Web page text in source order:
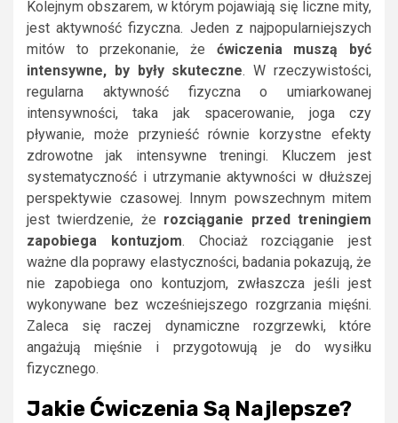
Kolejnym obszarem, w którym pojawiają się liczne mity,
jest aktywność fizyczna. Jeden z najpopularniejszych
mitów to przekonanie, że ćwiczenia muszą być
intensywne, by były skuteczne. W rzeczywistości,
regularna aktywność fizyczna o umiarkowanej
intensywności, taka jak spacerowanie, joga czy
pływanie, może przynieść równie korzystne efekty
zdrowotne jak intensywne treningi. Kluczem jest
systematyczność i utrzymanie aktywności w dłuższej
perspektywie czasowej. Innym powszechnym mitem
jest twierdzenie, że rozciąganie przed treningiem
zapobiega kontuzjom. Chociaż rozciąganie jest
ważne dla poprawy elastyczności, badania pokazują, że
nie zapobiega ono kontuzjom, zwłaszcza jeśli jest
wykonywane bez wcześniejszego rozgrzania mięśni.
Zaleca się raczej dynamiczne rozgrzewki, które
angażują mięśnie i przygotowują je do wysiłku
fizycznego.
Jakie Ćwiczenia Są Najlepsze?